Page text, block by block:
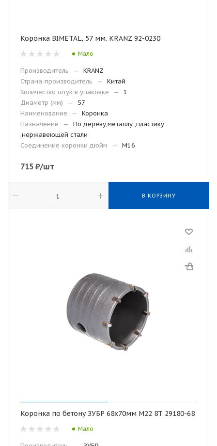
Коронка BIMETAL, 57 мм. KRANZ 92-0230
Мало
Производитель —
KRANZ
Страна-производитель
—
Китай
Количество штук в упаковке
—
1
Диаметр (мм)
—
57
Наименование
—
Коронка
Назначение
—
По дереву,металлу ,пластику
,нержавеющей стали
Соединение коронки дюйм
— M16
715 ₽/шт
В КОРЗИНУ
Коронка по бетону ЗУБР 68х70мм М22 8Т 29180-68
Мало